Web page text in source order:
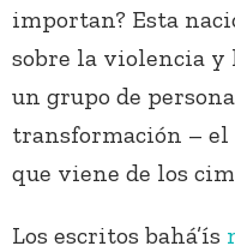
importan? Esta
sobre la violencia y
un grupo de
transformación –
que viene de los
Los escritos bahá’ís